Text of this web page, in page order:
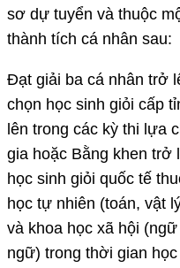
sơ dự tuyển và thuộc
thành tích cá nhân sau:
Đạt giải ba cá nhân trở
chọn học sinh giỏi cấp
lên trong các kỳ thi lựa
gia hoặc Bằng khen trở
học sinh giỏi quốc tế
học tự nhiên (toán, vật
và khoa học xã hội
ngữ) trong thời gian